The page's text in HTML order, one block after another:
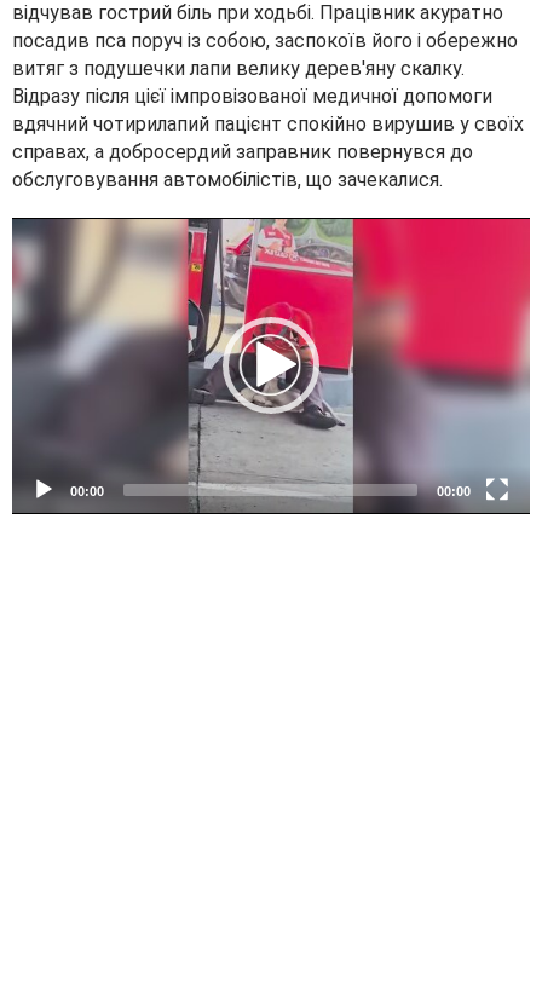
відчував гострий біль при ходьбі. Працівник акуратно
посадив пса поруч із собою, заспокоїв його і обережно
витяг з подушечки лапи велику дерев'яну скалку.
Відразу після цієї імпровізованої медичної допомоги
вдячний чотирилапий пацієнт спокійно вирушив у своїх
справах, а добросердий заправник повернувся до
обслуговування автомобілістів, що зачекалися.
V
d
e
r
00:00 00:00